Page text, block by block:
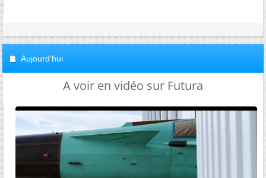
Aujourd'hui
A voir en vidéo sur Futura